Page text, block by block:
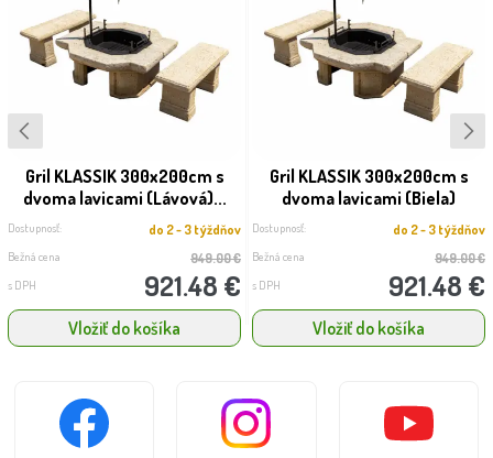
Gril KLASSIK 300x200cm s
dvoma lavicami (Lávová)...
Dostupnosť: do 2 - 3 týždňov
Bežná cena 949.00 €
s DPH 921.48 €
Vložiť do košíka
Gril KLASSIK 300x200cm s
dvoma lavicami (Biela)
Dostupnosť: do 2 - 3 týždňov
Bežná cena 949.00 €
s DPH 921.48 €
Vložiť do košíka